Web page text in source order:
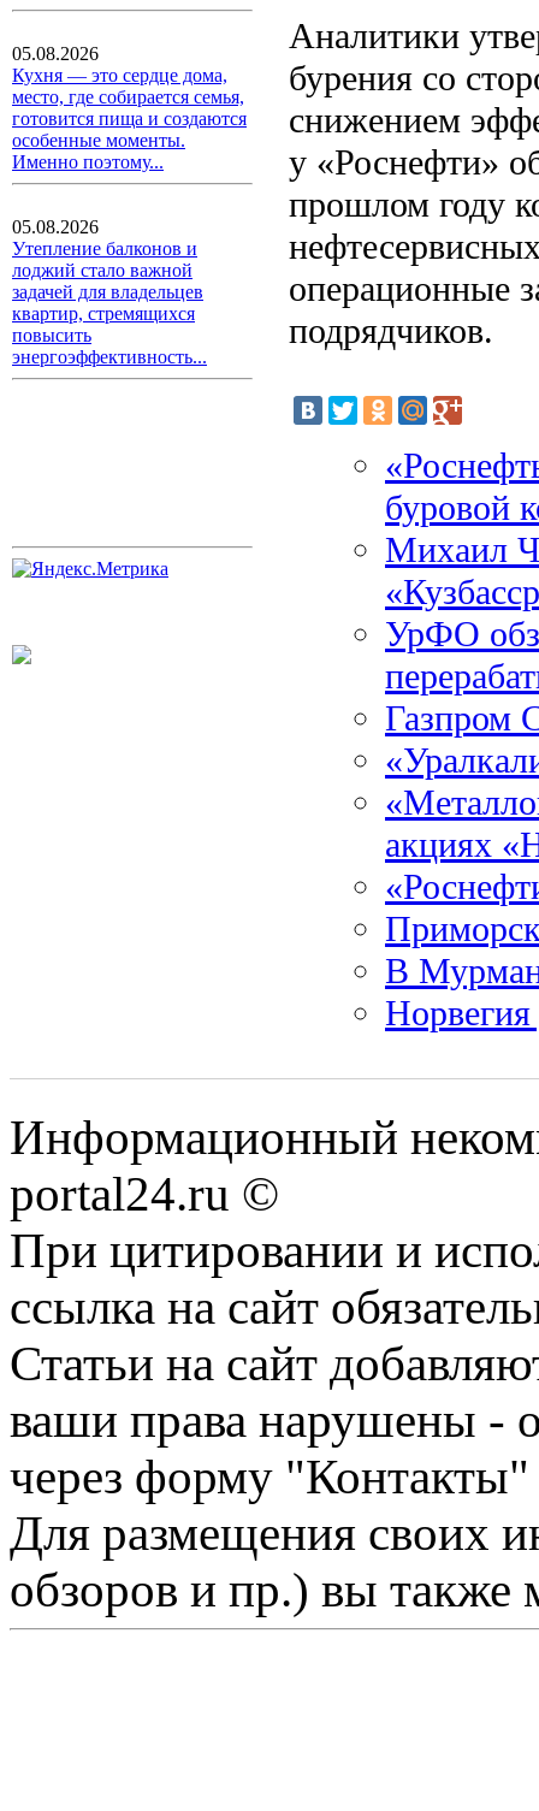
05.08.2026
Кухня — это сердце дома,
место, где собирается семья,
готовится пища и создаются
особенные моменты.
Именно поэтому...
05.08.2026
Утепление балконов и
лоджий стало важной
задачей для владельцев
квартир, стремящихся
повысить
энергоэффективность...
Аналитики
бурения со
снижением
у «Роснефти»
прошлом году
операционные
подрядчиков.
буровой
Михаил
УрФО
Газпром
акциях
В
Норвегия
Информационный
portal24.ru ©
При цитировании и
ссылка на сайт
Статьи на сайт
ваши права нарушены -
через форму "Контакты"
Для размещения своих
обзоров и пр.) вы также